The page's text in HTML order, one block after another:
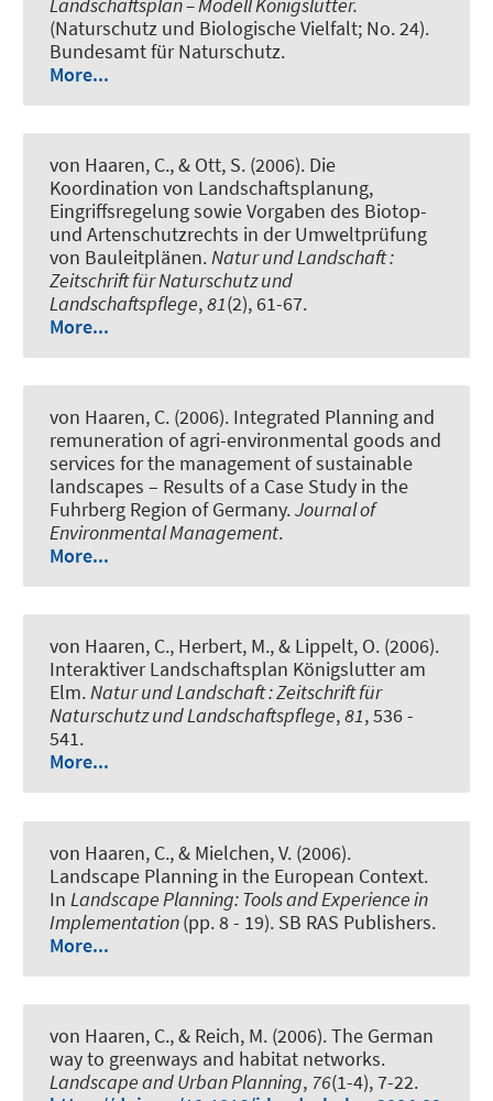
(Naturschutz und Biologische Vielfalt; No. 24).
Bundesamt für Naturschutz.
More...
von Haaren, C., & Ott, S. (2006). Die
Koordination von Landschaftsplanung,
Eingriffsregelung sowie Vorgaben des Biotop-
und Artenschutzrechts in der Umweltprüfung
von Bauleitplänen.Natur und Landschaft :
Zeitschrift für Naturschutz und
Landschaftspflege,81(2), 61-67.
More...
von Haaren, C. (2006). Integrated Planning and
remuneration of agri-environmental goods and
services for the management of sustainable
landscapes – Results of a Case Study in the
Fuhrberg Region of Germany.Journal of
Environmental Management.
More...
von Haaren, C., Herbert, M., & Lippelt, O. (2006).
Interaktiver Landschaftsplan Königslutter am
Elm.Natur und Landschaft : Zeitschrift für
Naturschutz und Landschaftspflege,81, 536 -
541.
More...
von Haaren, C., & Mielchen, V. (2006).
Landscape Planning in the European Context.
In Landscape Planning: Tools and Experience in
Implementation(pp. 8 - 19). SB RAS Publishers.
More...
von Haaren, C., & Reich, M. (2006).The German
way to greenways and habitat networks.
Landscape and Urban Planning, 76(1-4), 7-22.